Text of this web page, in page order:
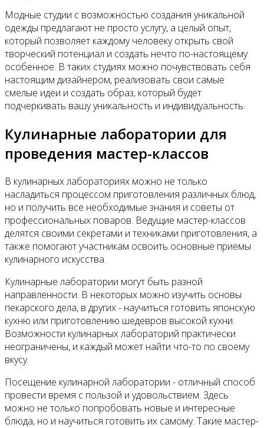
Модные студии с возможностью создания уникальной
одежды предлагают не просто услугу, а целый опыт,
который позволяет каждому человеку открыть свой
творческий потенциал и создать нечто по-настоящему
особенное. В таких студиях можно почувствовать себя
настоящим дизайнером, реализовать свои самые
смелые идеи и создать образ, который будет
подчеркивать вашу уникальность и индивидуальность.
Кулинарные лаборатории для
проведения мастер-классов
В кулинарных лабораториях можно не только
насладиться процессом приготовления различных блюд,
но и получить все необходимые знания и советы от
профессиональных поваров. Ведущие мастер-классов
делятся своими секретами и техниками приготовления, а
также помогают участникам освоить основные приемы
кулинарного искусства.
Кулинарные лаборатории могут быть разной
направленности. В некоторых можно изучить основы
пекарского дела, в других - научиться готовить японскую
кухню или приготовлению шедевров высокой кухни.
Возможности кулинарных лабораторий практически
неограничены, и каждый может найти что-то по своему
вкусу.
Посещение кулинарной лаборатории - отличный способ
провести время с пользой и удовольствием. Здесь
можно не только попробовать новые и интересные
блюда, но и научиться готовить их самому. Такие мастер-